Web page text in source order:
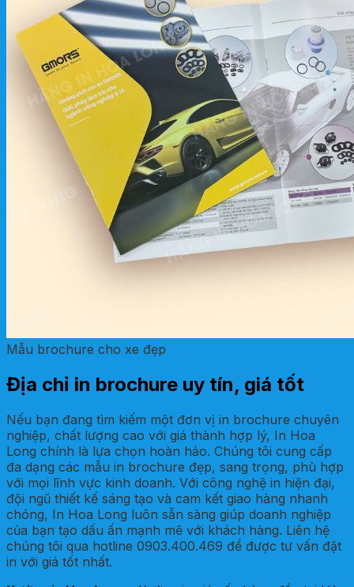
Mẫu brochure cho xe đẹp
Địa chỉ in brochure uy tín, giá tốt
Nếu bạn đang tìm kiếm một đơn vị in brochure chuyên
nghiệp, chất lượng cao với giá thành hợp lý, In Hoa
Long chính là lựa chọn hoàn hảo. Chúng tôi cung cấp
đa dạng các mẫu in brochure đẹp, sang trọng, phù hợp
với mọi lĩnh vực kinh doanh. Với công nghệ in hiện đại,
đội ngũ thiết kế sáng tạo và cam kết giao hàng nhanh
chóng, In Hoa Long luôn sẵn sàng giúp doanh nghiệp
của bạn tạo dấu ấn mạnh mẽ với khách hàng. Liên hệ
chúng tôi qua hotline 0903.400.469 để được tư vấn đặt
in với giá tốt nhất.